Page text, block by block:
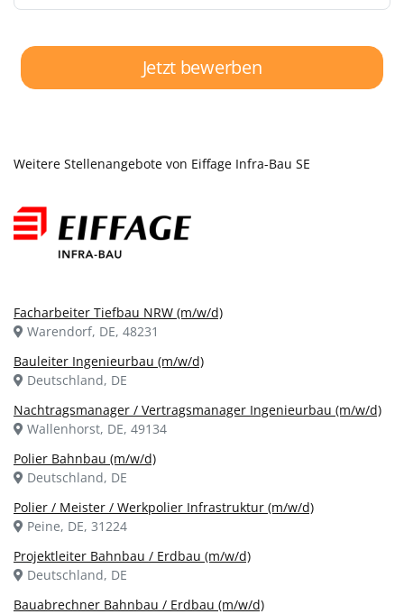
Jetzt bewerben
Weitere Stellenangebote von Eiffage Infra-Bau SE
Facharbeiter Tiefbau NRW (m/w/d)
Warendorf, DE, 48231
Bauleiter Ingenieurbau (m/w/d)
Deutschland, DE
Nachtragsmanager / Vertragsmanager Ingenieurbau (m/w/d)
Wallenhorst, DE, 49134
Polier Bahnbau (m/w/d)
Deutschland, DE
Polier / Meister / Werkpolier Infrastruktur (m/w/d)
Peine, DE, 31224
Projektleiter Bahnbau / Erdbau (m/w/d)
Deutschland, DE
Bauabrechner Bahnbau / Erdbau (m/w/d)